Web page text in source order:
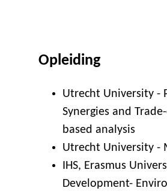
Opleiding
Utrecht University -
Synergies and
based analysis
Utrecht University -
IHS, Erasmus
Development-